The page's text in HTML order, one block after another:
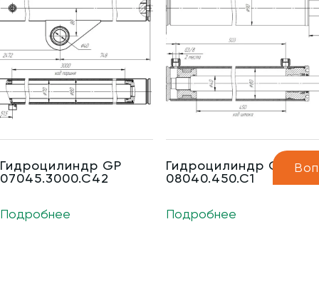
Гидроцилиндр GP
07045.3000.C42
Подробнее
Гидроцилиндр GP
08040.450.C1
Подробнее